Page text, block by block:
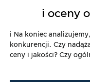
i oceny
ℹ️ Na koniec
konkurencji. Czy
ceny i jakości? Czy